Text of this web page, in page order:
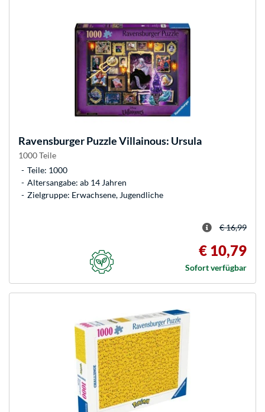
RavensburgerPuzzle Villainous: Ursula
1000 Teile
Teile: 1000
Altersangabe: ab 14 Jahren
Zielgruppe: Erwachsene, Jugendliche
€ 16,99
€ 10,79
Sofort verfügbar